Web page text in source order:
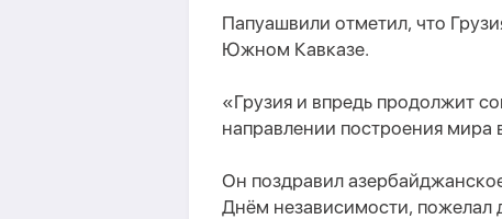
Папуашвили отметил, что
Южном Кавказе.
«Грузия и впредь продолжит
направлении построения
Он поздравил
Днём независимости, пожелал